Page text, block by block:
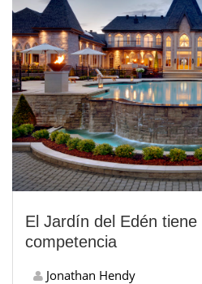
El Jardín del Edén tiene
competencia
Jonathan Hendy